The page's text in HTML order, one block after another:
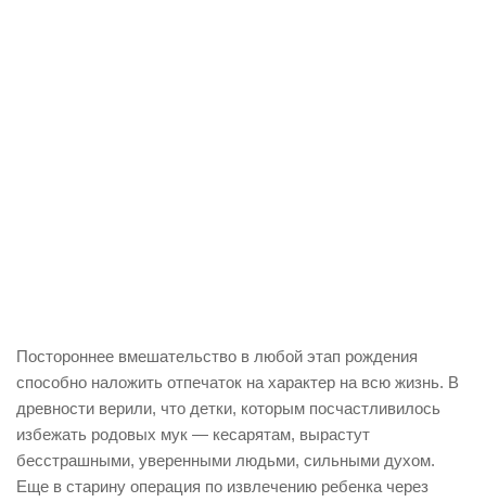
Постороннее вмешательство в любой этап рождения
способно наложить отпечаток на характер на всю жизнь. В
древности верили, что детки, которым посчастливилось
избежать родовых мук — кесарятам, вырастут
бесстрашными, уверенными людьми, сильными духом.
Еще в старину операция по извлечению ребенка через